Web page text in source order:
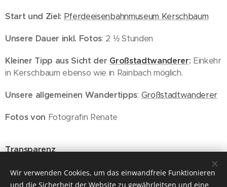
Start und Ziel: Pferdeeisenbahnmuseum Kerschbaum
Unsere Dauer inkl. Fotos: 2 ½ Stunden
Kleiner Tipp aus Sicht der Großstadtwanderer: Einkehr
in Kerschbaum ebenso wie in Rainbach möglich.
Unsere allgemeinen Wandertipps: Großstadtwanderer
Fotos von Fotografin Renate
Transparenz
Wien, 24.10.2021
Wir verwenden Cookies, um das einwandfreie Funktionieren
und die Sicherheit der Website zu gewährleitsen und eine